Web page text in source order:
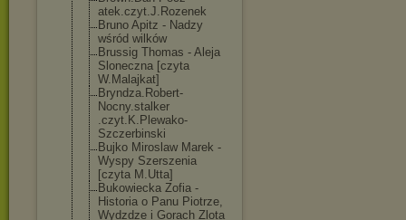
atek.czyt.J.Rozenek
Bruno Apitz - Nadzy
wśród wilków
Brussig Thomas - Aleja
Sloneczna [czyta
W.Malajkat]
Bryndza.Robert-
Nocny.stalker
.czyt.K.Plewako-
Szczerbinski
Bujko Miroslaw Marek -
Wyspy Szerszenia
[czyta M.Utta]
Bukowiecka Zofia -
Historia o Panu Piotrze,
Wydzdze i Gorach Zlota